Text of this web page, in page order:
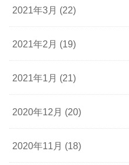
2021年3月 (22)
2021年2月 (19)
2021年1月 (21)
2020年12月 (20)
2020年11月 (18)